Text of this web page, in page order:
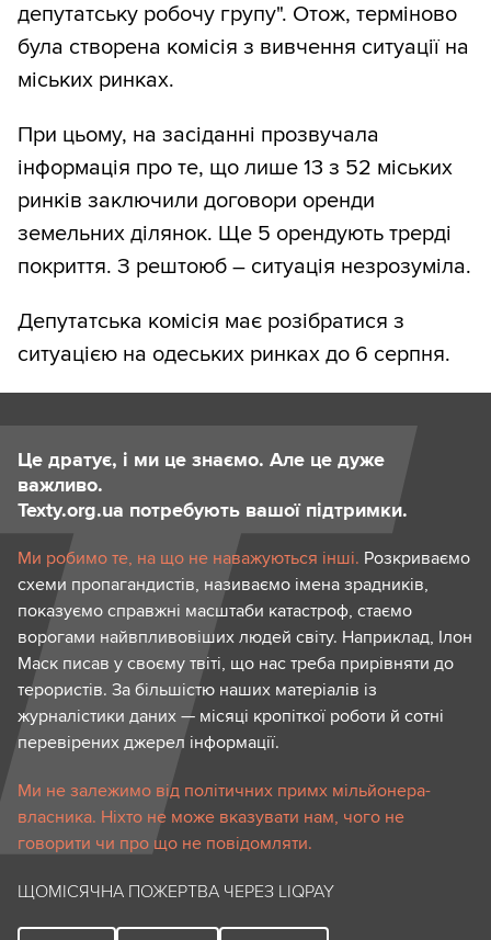
депутатську робочу групу". Отож, терміново
була створена комісія з вивчення ситуації на
міських ринках.
При цьому, на засіданні прозвучала
інформація про те, що лише 13 з 52 міських
ринків заключили договори оренди
земельних ділянок. Ще 5 орендують трерді
покриття. З рештоюб – ситуація незрозуміла.
Депутатська комісія має розібратися з
ситуацією на одеських ринках до 6 серпня.
Це дратує, і ми це знаємо. Але це дуже
важливо.
Texty.org.ua потребують вашої підтримки.
Ми робимо те, на що не наважуються інші. Розкриваємо
схеми пропагандистів, називаємо імена зрадників,
показуємо справжні масштаби катастроф, стаємо
ворогами найвпливовіших людей світу. Наприклад, Ілон
Маск писав у своєму твіті, що нас треба прирівняти до
терористів. За більшістю наших матеріалів із
журналістики даних — місяці кропіткої роботи й сотні
перевірених джерел інформації.
Ми не залежимо від політичних примх мільйонера-
власника. Ніхто не може вказувати нам, чого не
говорити чи про що не повідомляти.
ЩОМІСЯЧНА ПОЖЕРТВА ЧЕРЕЗ LIQPAY